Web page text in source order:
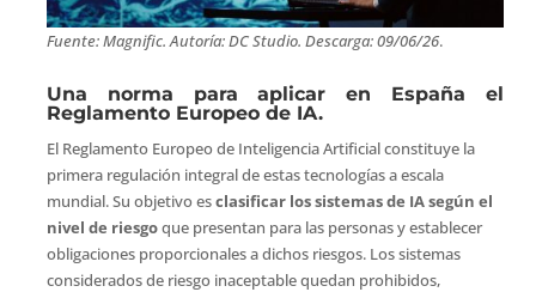
Fuente: Magnific. Autoría: DC Studio. Descarga: 09/06/26.
Una norma para aplicar en España el
Reglamento Europeo de IA.
El Reglamento Europeo de Inteligencia Artificial constituye la
primera regulación integral de estas tecnologías a escala
mundial. Su objetivo esclasificar los sistemas de IA según el
nivel de riesgoque presentan para las personas y establecer
obligaciones proporcionales a dichos riesgos. Los sistemas
considerados de riesgo inaceptable quedan prohibidos,